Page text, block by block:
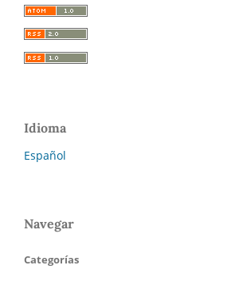
Idioma
Español
Navegar
Categorías